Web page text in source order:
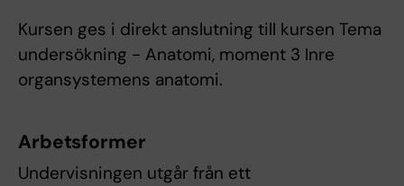
Kursen ges i direkt anslutning till kursen Tema
undersökning - Anatomi, moment 3 Inre
organsystemens anatomi.
Arbetsformer
Undervisningen utgår från ett